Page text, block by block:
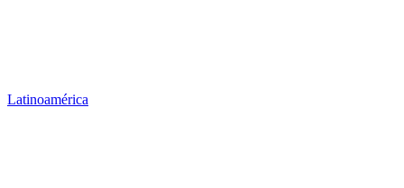
Latinoamérica